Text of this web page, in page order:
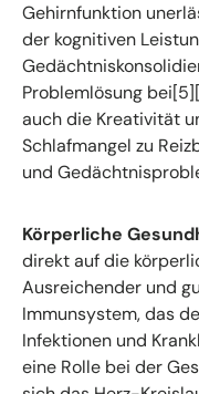
Gehirnfunktion
der kognitiven
Problemlösung
auch die Kreativität
Schlafmangel zu
und
Körperliche
direkt auf die
Ausreichender und
Immunsystem, das
Infektionen und
eine Rolle bei der